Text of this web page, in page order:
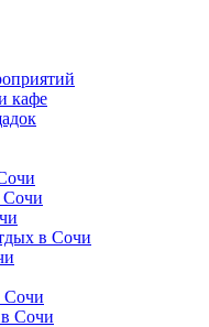
кафе
Сочи
в Сочи
Сочи
в Сочи